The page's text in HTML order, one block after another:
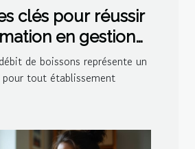
clés pour réussir
en gestion
boissons
de boissons représente un
tout établissement